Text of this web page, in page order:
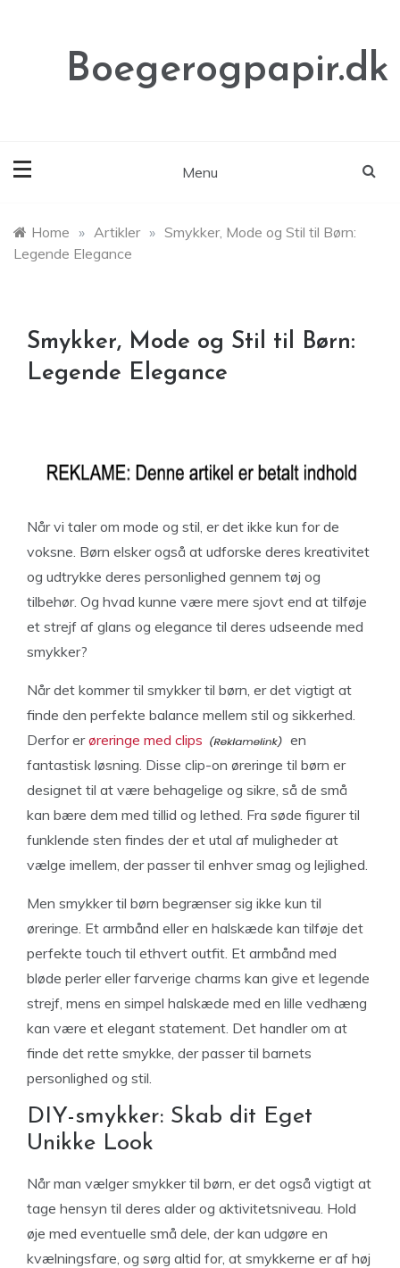
Boegerogpapir.dk
Menu
Home » Artikler » Smykker, Mode og Stil til Børn:
Legende Elegance
Smykker, Mode og Stil til Børn:
Legende Elegance
Når vi taler om mode og stil, er det ikke kun for de
voksne. Børn elsker også at udforske deres kreativitet
og udtrykke deres personlighed gennem tøj og
tilbehør. Og hvad kunne være mere sjovt end at tilføje
et strejf af glans og elegance til deres udseende med
smykker?
Når det kommer til smykker til børn, er det vigtigt at
finde den perfekte balance mellem stil og sikkerhed.
Derfor erøreringe med clips
en
fantastisk løsning. Disse clip-on øreringe til børn er
designet til at være behagelige og sikre, så de små
kan bære dem med tillid og lethed. Fra søde figurer til
funklende sten findes der et utal af muligheder at
vælge imellem, der passer til enhver smag og lejlighed.
Men smykker til børn begrænser sig ikke kun til
øreringe. Et armbånd eller en halskæde kan tilføje det
perfekte touch til ethvert outfit. Et armbånd med
bløde perler eller farverige charms kan give et legende
strejf, mens en simpel halskæde med en lille vedhæng
kan være et elegant statement. Det handler om at
finde det rette smykke, der passer til barnets
personlighed og stil.
DIY-smykker: Skab dit Eget
Unikke Look
Når man vælger smykker til børn, er det også vigtigt at
tage hensyn til deres alder og aktivitetsniveau. Hold
øje med eventuelle små dele, der kan udgøre en
kvælningsfare, og sørg altid for, at smykkerne er af høj